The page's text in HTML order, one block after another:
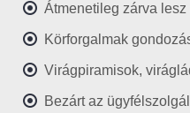
Átmenetileg zárva
Körforgalmak
Virágpiramisok,
Bezárt az